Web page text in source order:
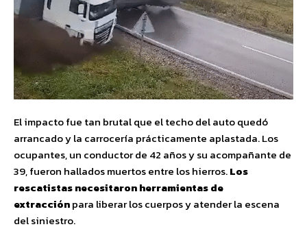
El impacto fue tan brutal que el techo del auto quedó
arrancado y la carrocería prácticamente aplastada. Los
ocupantes, un conductor de 42 años y su acompañante de
39, fueron hallados muertos entre los hierros.Los
rescatistas necesitaron herramientas de
extracciónpara liberar los cuerpos y atender la escena
del siniestro.